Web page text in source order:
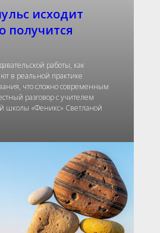
исходит
получится
работы, как
в реальной практике
что сложно современным
разговор с учителем
школы «Феникс» Светланой